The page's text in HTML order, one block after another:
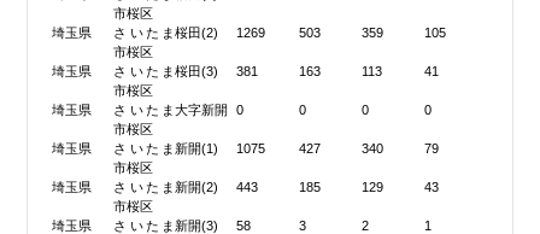
市桜区
埼玉県
さいたま
市桜区
桜田(2) 1269 503 359 105
埼玉県
さいたま
市桜区
桜田(3) 381 163 113 41
埼玉県
さいたま
市桜区
大字新開 0 0 0 0
埼玉県
さいたま
市桜区
新開(1) 1075 427 340 79
埼玉県
さいたま
市桜区
新開(2) 443 185 129 43
埼玉県
さいたま 新開(3) 58 3 2 1